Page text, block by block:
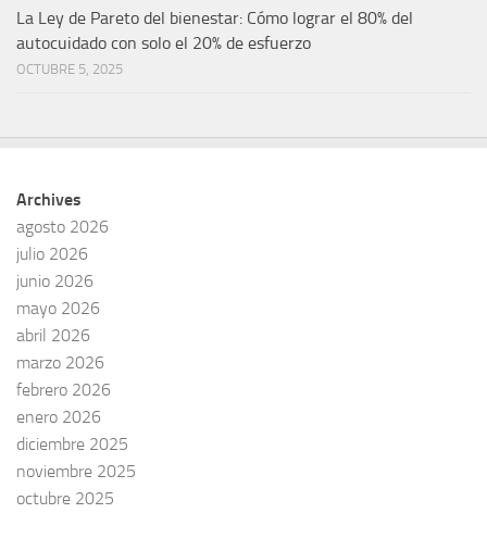
La Ley de Pareto del bienestar: Cómo lograr el 80% del
autocuidado con solo el 20% de esfuerzo
OCTUBRE 5, 2025
Archives
agosto 2026
julio 2026
junio 2026
mayo 2026
abril 2026
marzo 2026
febrero 2026
enero 2026
diciembre 2025
noviembre 2025
octubre 2025